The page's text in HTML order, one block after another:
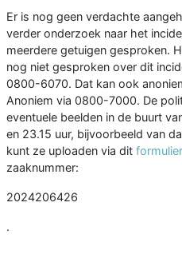
Er is nog geen verdachte
verder onderzoek naar het
meerdere getuigen gesproken.
nog niet gesproken over dit
0800-6070. Dat kan ook
Anoniem via 0800-7000. De
eventuele beelden in de buurt
en 23.15 uur, bijvoorbeeld van
kunt ze uploaden via dit formulier
zaaknummer:
2024206426
.